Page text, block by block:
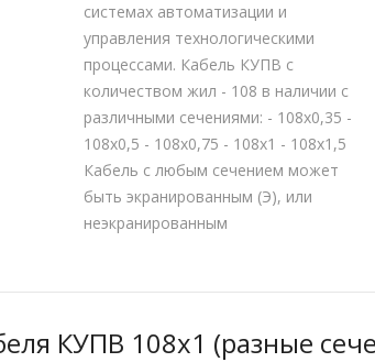
системах автоматизации и
управления технологическими
процессами. Кабель КУПВ с
количеством жил - 108 в наличии с
различными сечениями: - 108х0,35 -
108х0,5 - 108х0,75 - 108х1 - 108х1,5
Кабель с любым сечением может
быть экранированным (Э), или
неэкранированным
КУПВ 108х1 (разные